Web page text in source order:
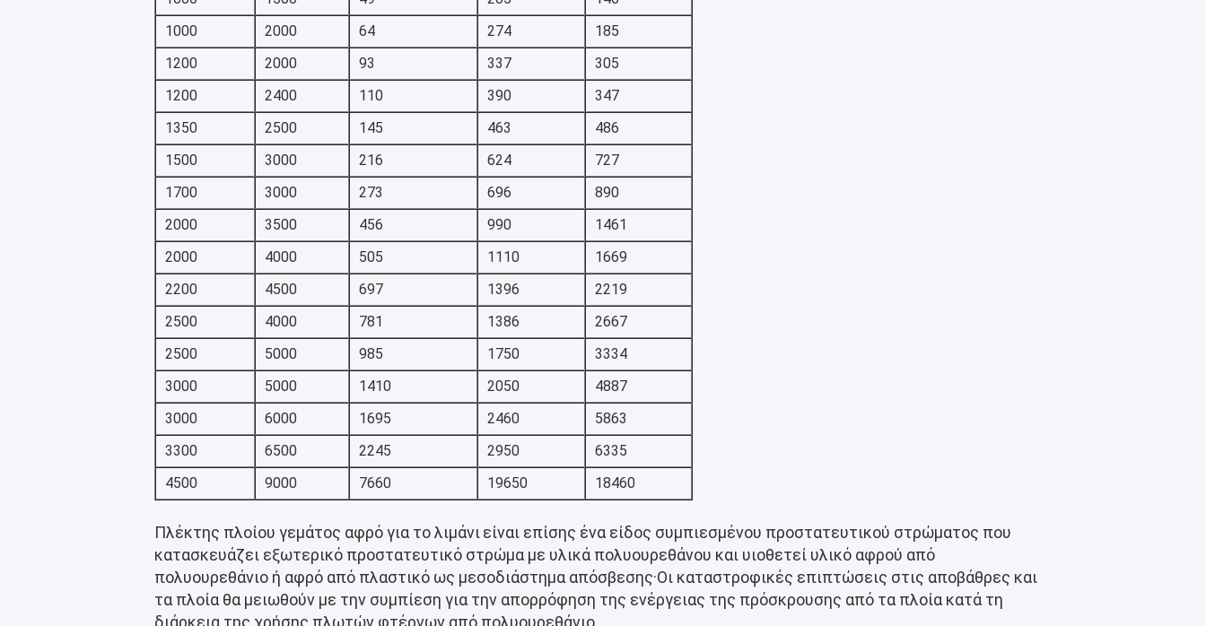
1000
2000 64 274
185
1200
2000 93 337
305
1200
2400 110 390
347
1350
2500 145 463
486
1500
3000 216 624
727
1700
3000 273 696
890
2000
3500 456 990
1461
2000
4000 505 1110
1669
2200
4500 697 1396
2219
2500
4000 781 1386
2667
2500
5000 985 1750
3334
3000
5000 1410 2050
4887
3000
6000 1695 2460
5863
3300
6500 2245 2950
6335
4500
9000 7660 19650 18460
Πλέκτης πλοίου γεμάτος αφρό για το λιμάνιείναι επίσης ένα είδος συμπιεσμένου προστατευτικού στρώματος που
κατασκευάζει εξωτερικό προστατευτικό στρώμα με υλικά πολυουρεθάνου και υιοθετεί υλικό αφρού από
πολυουρεθάνιο ή αφρό από πλαστικό ως μεσοδιάστημα απόσβεσης·Οι καταστροφικές επιπτώσεις στις αποβάθρες και
τα πλοία θα μειωθούν με την συμπίεση για την απορρόφηση της ενέργειας της πρόσκρουσης από τα πλοία κατά τη
διάρκεια της χρήσης πλωτών φτέρνων από πολυουρεθάνιο..